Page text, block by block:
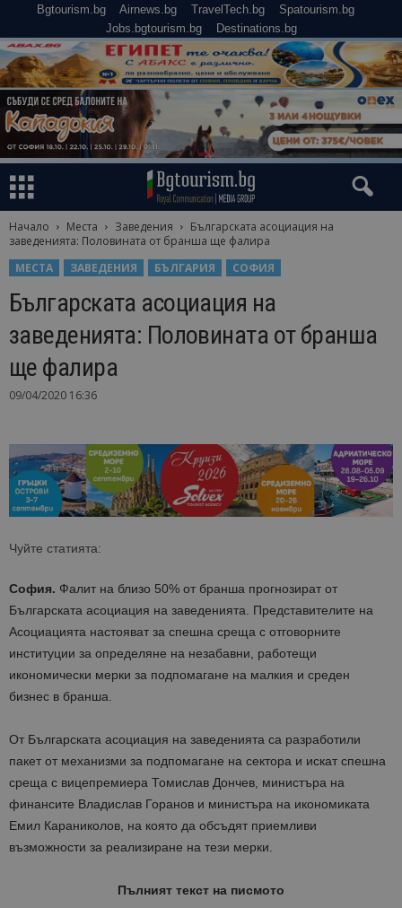
Bgtourism.bg Airnews.bg TravelTech.bg
Spatourism.bg
Jobs.bgtourism.bg
Destinations.bg
Начало Места Заведения
Българската асоциация на
заведенията: Половината от бранша ще фалира
МЕСТА
ЗАВЕДЕНИЯ БЪЛГАРИЯ СОФИЯ
Българската асоциация на
заведенията: Половината от бранша
ще фалира
09/04/2020 16:36
Чуйте статията:
София. Фалит на близо 50% от бранша прогнозират от
Българската асоциация на заведенията. Представителите на
Асоциацията настояват за спешна среща с отговорните
институции за определяне на незабавни, работещи
икономически мерки за подпомагане на малкия и среден
бизнес в бранша.
От Българската асоциация на заведенията са разработили
пакет от механизми за подпомагане на сектора и искат спешна
среща с вицепремиера Томислав Дончев, министъра на
финансите Владислав Горанов и министъра на икономиката
Емил Караниколов, на която да обсъдят приемливи
възможности за реализиране на тези мерки.
Пълният текст на писмото